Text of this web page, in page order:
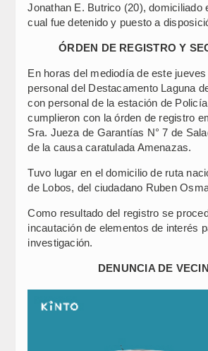
Jonathan E. Butrico (20), domiciliado
cual fue detenido y puesto a
ÓRDEN DE REGISTRO Y
En horas del mediodía de este jueves
personal del Destacamento Laguna
con personal de la estación de
cumplieron con la órden de registro
Sra. Jueza de Garantías N° 7 de
de la causa caratulada Amenazas.
Tuvo lugar en el domicilio de ruta
de Lobos, del ciudadano Ruben
Como resultado del registro se
incautación de elementos de interés
investigación.
DENUNCIA DE